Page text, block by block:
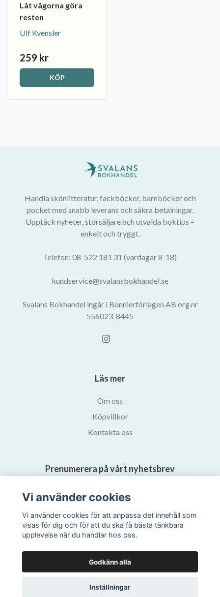
Låt vågorna göra
resten
Ulf Kvensler
259 kr
KÖP
Handla skönlitteratur, fackböcker, barnböcker och
pocket med snabb leverans och säkra betalningar.
Upptäck nyheter, storsäljare och utvalda boktips –
enkelt och tryggt.
Telefon: 08-522 181 31 (vardagar 8-18)
kundservice@svalansbokhandel.se
Svalans Bokhandel ingår i Bonnierförlagen AB org.nr
556023-8445
Läs mer
Om oss
Köpvillkor
Kontakta oss
Prenumerera på vårt nyhetsbrev
Vi använder cookies
Vi använder cookies för att anpassa det innehåll som
visas för dig och för att du ska få bästa tänkbara
upplevelse när du handlar hos oss.
Godkänn alla
Inställningar